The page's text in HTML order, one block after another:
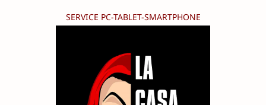
SERVICE PC-TABLET-SMARTPHONE